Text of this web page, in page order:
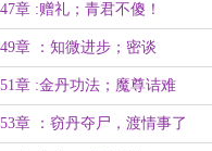
章 :赠礼；青君不傻！
章 ：知微进步；密谈
章 :金丹功法；魔尊诘难
章 ：窃丹夺尸，渡情事了